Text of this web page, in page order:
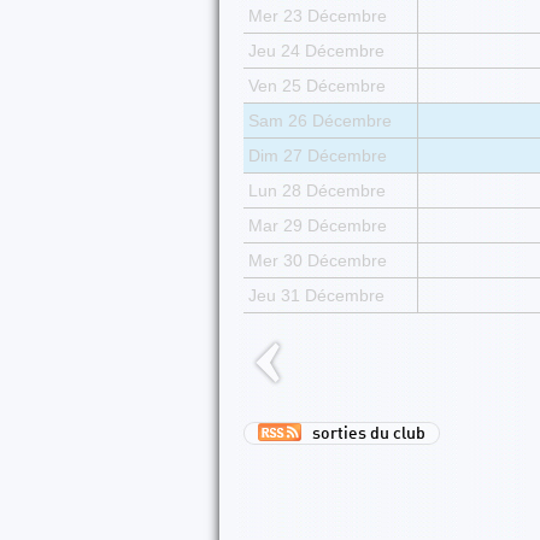
Mer 23 Décembre
Jeu 24 Décembre
Ven 25 Décembre
Sam 26 Décembre
Dim 27 Décembre
Lun 28 Décembre
Mar 29 Décembre
Mer 30 Décembre
Jeu 31 Décembre
sorties du club